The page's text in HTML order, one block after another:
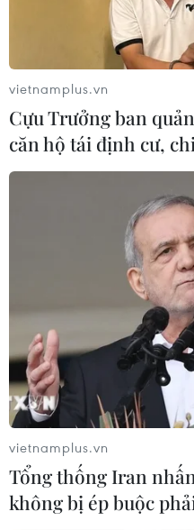
vietnamplus.vn
Cựu Trưởng ban
căn hộ tái định cư,
vietnamplus.vn
Tổng thống Iran
không bị ép buộc